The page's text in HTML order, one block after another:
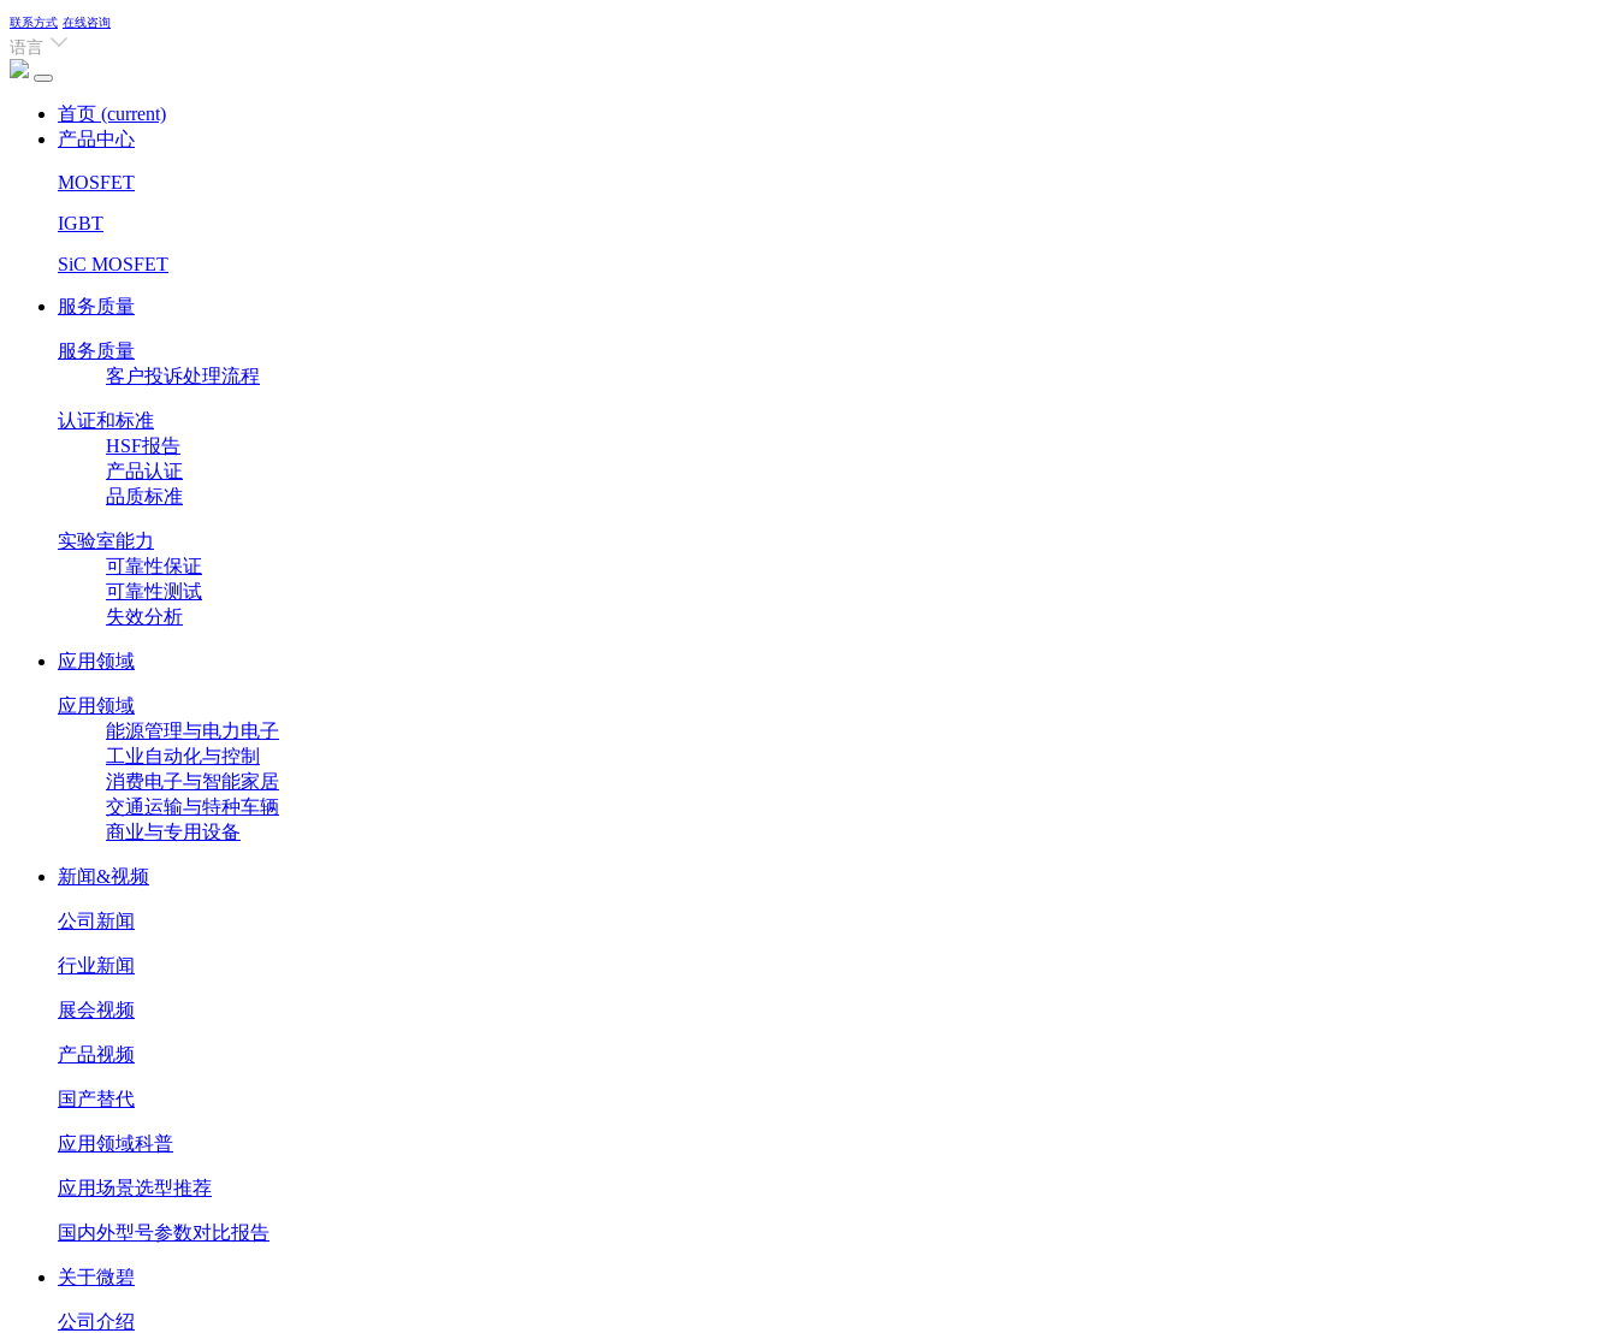
联系方式 在线咨询
语言
首页 (current)
产品中心
MOSFET
IGBT
SiC MOSFET
服务质量
服务质量
客户投诉处理流程
认证和标准
HSF报告
产品认证
品质标准
实验室能力
可靠性保证
可靠性测试
失效分析
应用领域
应用领域
能源管理与电力电子
工业自动化与控制
消费电子与智能家居
交通运输与特种车辆
商业与专用设备
新闻&视频
公司新闻
行业新闻
展会视频
产品视频
国产替代
应用领域科普
应用场景选型推荐
国内外型号参数对比报告
关于微碧
公司介绍